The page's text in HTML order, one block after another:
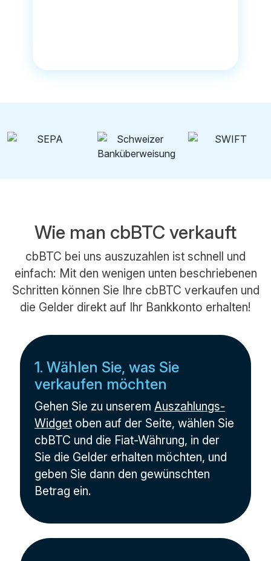
Wie man cbBTC verkauft
cbBTC bei uns auszuzahlen ist schnell und
einfach: Mit den wenigen unten beschriebenen
Schritten können Sie Ihre cbBTC verkaufen und
die Gelder direkt auf Ihr Bankkonto erhalten!
1. Wählen Sie, was Sie
verkaufen möchten
Gehen Sie zu unseremAuszahlungs-
Widget oben auf der Seite, wählen Sie
cbBTC und die Fiat-Währung, in der
Sie die Gelder erhalten möchten, und
geben Sie dann den gewünschten
Betrag ein.